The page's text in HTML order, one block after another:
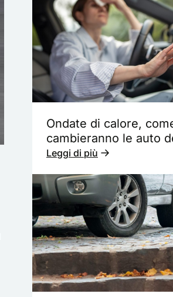
Ondate di calore,
cambieranno le auto
Leggi di più